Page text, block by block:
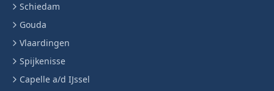
Schiedam
Gouda
Vlaardingen
Spijkenisse
Capelle a/d IJssel